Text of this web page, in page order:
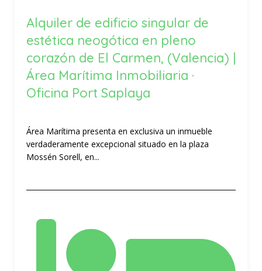
Alquiler de edificio singular de
estética neogótica en pleno
corazón de El Carmen, (Valencia) |
Área Marítima Inmobiliaria ·
Oficina Port Saplaya
Área Marítima presenta en exclusiva un inmueble
verdaderamente excepcional situado en la plaza
Mossén Sorell, en...